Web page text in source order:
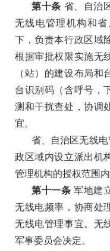
第十条 省、自治
无线电管理机构和
下，负责本行政区域
根据审批权限实施无
（站）的建设布局
台识别码（含呼号，
测和干扰查处，协调
宜。
省、自治区无线
政区域内设立派出机
管理机构的授权范围内
第十一条军地建
无线电频率，协商处
无线电管理事宜。无
军事委员会决定。